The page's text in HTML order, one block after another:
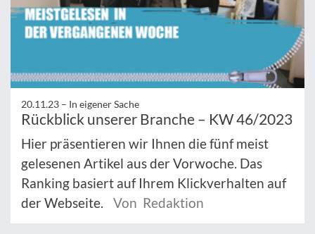
20.11.23 – In eigener Sache
Rückblick unserer Branche – KW 46/2023
Hier präsentieren wir Ihnen die fünf meist
gelesenen Artikel aus der Vorwoche. Das
Ranking basiert auf Ihrem Klickverhalten auf
der Webseite.
Von Redaktion